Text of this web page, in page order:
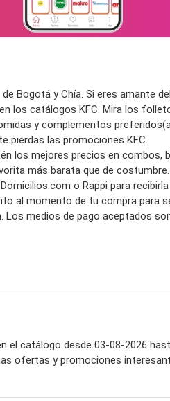
de Bogotá y Chía. Si eres amante
los catálogos KFC. Mira los
y complementos preferidos
pierdas las promociones KFC.
los mejores precios en combos,
más barata que de costumbre.
o Rappi para
al momento de tu compra para
Los medios de pago aceptados
el catálogo desde 03-08-2026
ofertas y promociones